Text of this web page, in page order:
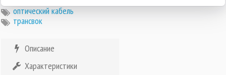
оптический кабель
трансвок
Описание
Характеристики